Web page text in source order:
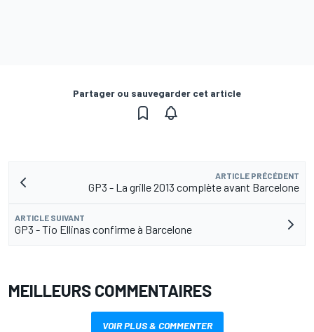
Partager ou sauvegarder cet article
ARTICLE PRÉCÉDENT
GP3 - La grille 2013 complète avant Barcelone
ARTICLE SUIVANT
GP3 - Tio Ellinas confirme à Barcelone
MEILLEURS COMMENTAIRES
VOIR PLUS & COMMENTER